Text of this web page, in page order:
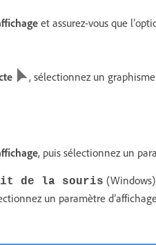
et assurez-vous que
, sélectionnez un
, puis sélectionnez un
de la souris
un paramètre